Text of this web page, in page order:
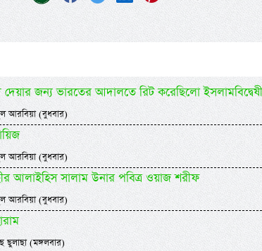
জন্য ভারতের আদালতে রিট করেছিলো
আরবিয়া (বুধবার)
(বুধবার)
আলাইহিস সালাম উনার পবিত্র ওয়াজ শরীফ
আরবিয়া (বুধবার)
(মঙ্গলবার)